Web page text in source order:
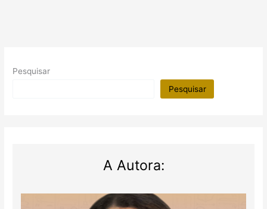
a
Pesquisar
Pesquisar
A Autora: